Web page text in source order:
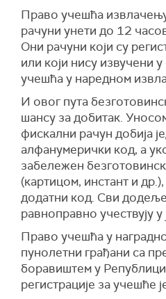
Право учешћа
рачуни унети до 12
Они рачуни који су
или који нису извучени
учешћа у наредном
И овог пута
шансу за добитак.
фискални рачун добија
алфанумерички код, а
забележен
(картицом, инстант и
додатни код. Сви
равноправно учествују
Право учешћа у
пунолетни грађани са
боравиштем у
регистрације за учешће